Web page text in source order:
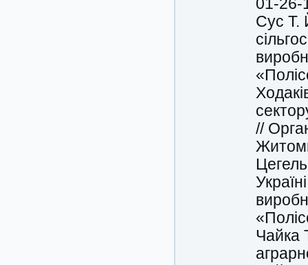
01-26-
Сус Т.
//
Чайка